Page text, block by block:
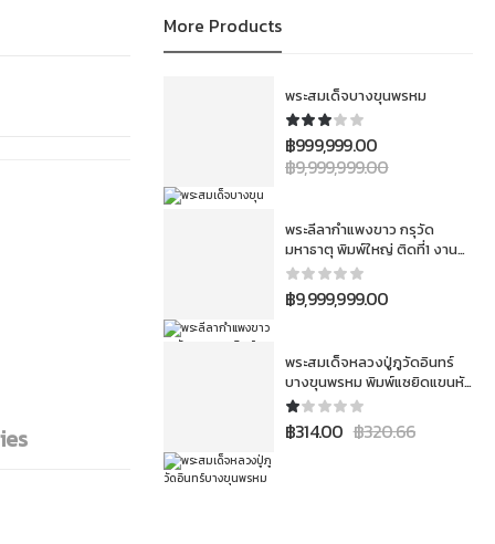
More Products
พระสมเด็จบางขุนพรหม
฿999,999.00
฿9,999,999.00
พระลีลากำแพงขาว กรุวัด
มหาธาตุ พิมพ์ใหญ่ ติดที่1 งาน
สมาคม 3โลห์ ประเภทเนื้อชิน
฿9,999,999.00
พระสมเด็จหลวงปู่ภูวัดอินทร์
บางขุนพรหม พิมพ์แซยิดแขนหัก
ศอกนิยม
฿314.00 ฿320.66